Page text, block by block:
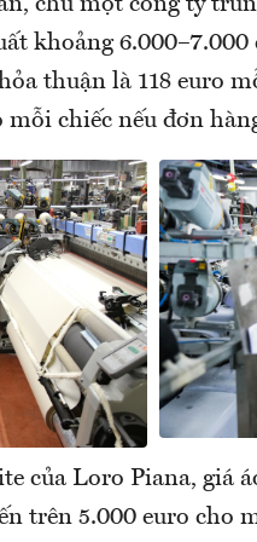
khoảng
thuận là 118 euro
mỗi chiếc nếu đơn
của Loro Piana, giá
trên 5.000 euro cho